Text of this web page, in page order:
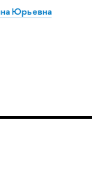
Юрьевна